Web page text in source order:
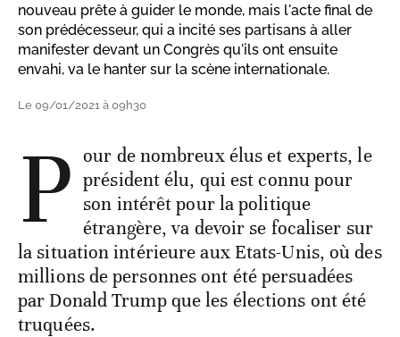
nouveau prête à guider le monde, mais l'acte final de
son prédécesseur, qui a incité ses partisans à aller
manifester devant un Congrès qu'ils ont ensuite
envahi, va le hanter sur la scène internationale.
Le 09/01/2021 à 09h30
P our de nombreux élus et experts, le
président élu, qui est connu pour
son intérêt pour la politique
étrangère, va devoir se focaliser sur
la situation intérieure aux Etats-Unis, où des
millions de personnes ont été persuadées
par Donald Trump que les élections ont été
truquées.